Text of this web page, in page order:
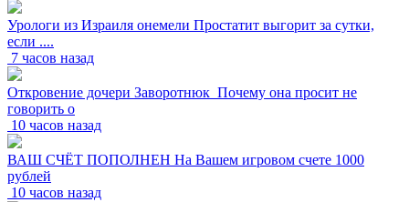
Урологи из Израиля онемели Простатит выгорит за сутки,
если ....
7 часов назад
Откровение дочери Заворотнюк_Почему она просит не
говорить о
10 часов назад
ВАШ СЧЁТ ПОПОЛНЕН На Вашем игровом счете 1000
рублей
10 часов назад